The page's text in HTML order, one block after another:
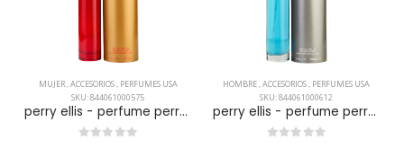
MUJER,ACCESORIOS, PERFUMES USA
SKU: 844061000575
perry ellis - perfume perry ellis 360 red edp 100 ml para mujer
HOMBRE,ACCESORIOS, PERFUMES USA
SKU: 844061000612
perry ellis - perfume perry ellis 360 edt 100 ml para hombre